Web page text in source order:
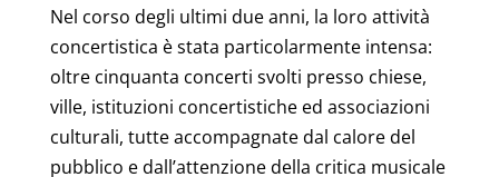
Nel corso degli ultimi due anni, la loro attività
concertistica è stata particolarmente intensa:
oltre cinquanta concerti svolti presso chiese,
ville, istituzioni concertistiche ed associazioni
culturali, tutte accompagnate dal calore del
pubblico e dall’attenzione della critica musicale